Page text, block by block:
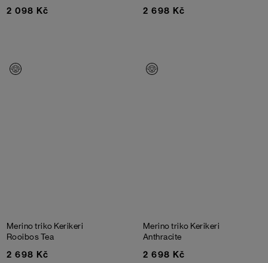
2 098 Kč 2 698 Kč
Merino triko Kerikeri
Rooibos Tea
2 698 Kč
Merino triko Kerikeri
Anthracite
2 698 Kč